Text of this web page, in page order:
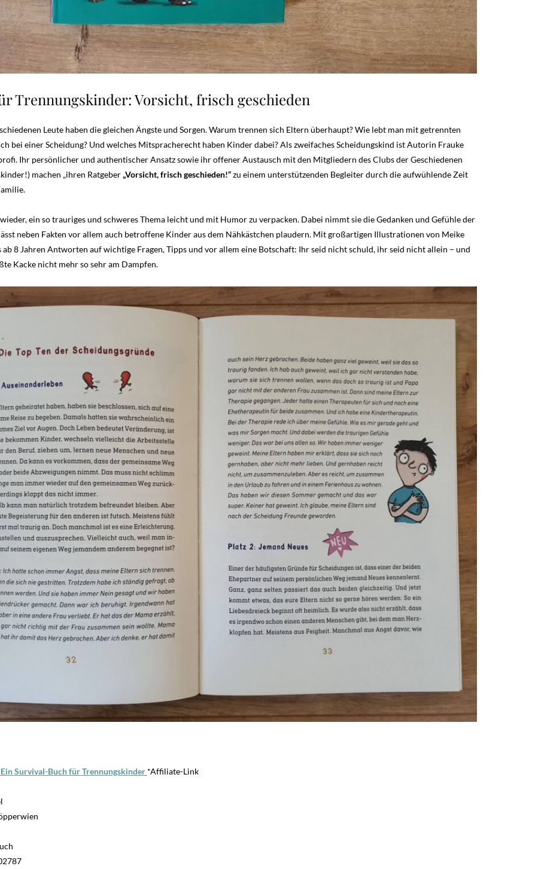
Trennungskinder: Vorsicht, frisch geschieden
Leute haben die gleichen Ängste und Sorgen. Warum trennen sich Eltern überhaupt? Wie lebt man mit getrennten
bei einer Scheidung? Und welches Mitspracherecht haben Kinder dabei? Als zweifaches Scheidungskind ist Autorin Frauke
Ihr persönlicher und authentischer Ansatz sowie ihr offener Austausch mit den Mitgliedern des Clubs der Geschiedenen
machen „ihren Ratgeber „Vorsicht, frisch geschieden!“zu einem unterstützenden Begleiter durch die aufwühlende Zeit
ein so trauriges und schweres Thema leicht und mit Humor zu verpacken. Dabei nimmt sie die Gedanken und Gefühle der
neben Fakten vor allem auch betroffene Kinder aus dem Nähkästchen plaudern. Mit großartigen Illustrationen von Meike
8 Jahren Antworten auf wichtige Fragen, Tipps und vor allem eine Botschaft: Ihr seid nicht schuld, ihr seid nicht allein – und
Kacke nicht mehr so sehr am Dampfen.
Survival-Buch für Trennungskinder *Affiliate-Link